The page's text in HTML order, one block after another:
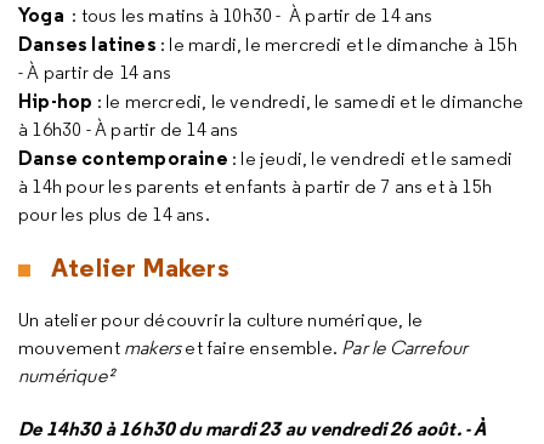
Yoga : tous les matins à 10h30 - À partir de 14 ans
Danses latines : le mardi, le mercredi et le dimanche à 15h
- À partir de 14 ans
Hip-hop : le mercredi, le vendredi, le samedi et le dimanche
à 16h30 - À partir de 14 ans
Danse contemporaine : le jeudi, le vendredi et le samedi
à 14h pour les parents et enfants à partir de 7 ans et à 15h
pour les plus de 14 ans.
Atelier Makers
Un atelier pour découvrir la culture numérique, le
mouvement makerset faire ensemble. Par le Carrefour
numérique²
De 14h30 à 16h30 du mardi 23 au vendredi 26 août. - À